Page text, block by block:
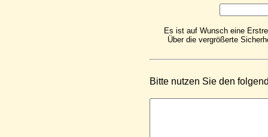
Es ist auf Wunsch eine
Über die vergrößerte
Bitte nutzen Sie den